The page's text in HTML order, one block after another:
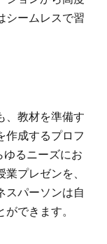
シームレスで習
、教材を準備す
作成するプロフ
ゆるニーズにお
プレゼンを、
スパーソンは自
できます。